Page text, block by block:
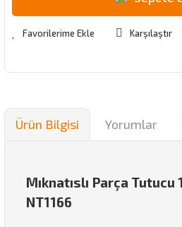
Karşılaştır
Ürün Bilgisi Yorumlar
Mıknatıslı Parça Tutucu
NT1166